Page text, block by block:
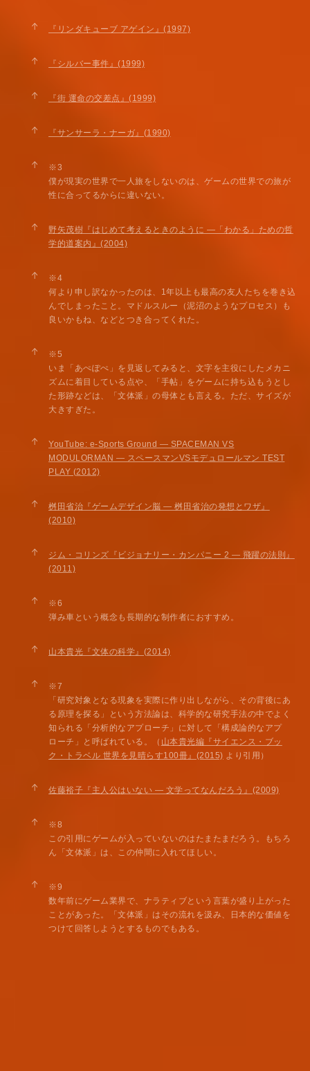
↑ 『リンダキューブ アゲイン』(1997)
↑ 『シルバー事件』(1999)
↑ 『街 運命の交差点』(1999)
↑ 『サンサーラ・ナーガ』(1990)
↑
※3
僕が現実の世界で一人旅をしないのは、ゲームの世界での旅が
性に合ってるからに違いない。
↑
野矢茂樹『はじめて考えるときのように —「わかる」ための哲
学的道案内』(2004)
↑
※4
何より申し訳なかったのは、1年以上も最高の友人たちを巻き込
んでしまったこと。マドルスルー（泥沼のようなプロセス）も
良いかもね、などとつき合ってくれた。
↑
※5
いま「あぺぽぺ」を見返してみると、文字を主役にしたメカニ
ズムに着目している点や、「手帖」をゲームに持ち込もうとし
た形跡などは、「文体派」の母体とも言える。ただ、サイズが
大きすぎた。
↑
YouTube: e-Sports Ground — SPACEMAN VS
MODULORMAN — スペースマンVSモデュロールマン TEST
PLAY (2012)
↑
桝田省治『ゲームデザイン脳 — 桝田省治の発想とワザ』
(2010)
↑
ジム・コリンズ『ビジョナリー・カンパニー 2 — 飛躍の法則』
(2011)
↑
※6
弾み車という概念も長期的な制作者におすすめ。
↑ 山本貴光『文体の科学』(2014)
↑
※7
「研究対象となる現象を実際に作り出しながら、その背後にあ
る原理を探る」という方法論は、科学的な研究手法の中でよく
知られる「分析的なアプローチ」に対して「構成論的なアプ
ローチ」と呼ばれている。（ 山本貴光編『サイエンス・ブッ
ク・トラベル 世界を見晴らす100冊』(2015) より引用）
↑ 佐藤裕子『主人公はいない — 文学ってなんだろう』(2009)
↑
※8
この引用にゲームが入っていないのはたまたまだろう。もちろ
ん「文体派」は、この仲間に入れてほしい。
↑
※9
数年前にゲーム業界で、ナラティブという言葉が盛り上がった
ことがあった。「文体派」はその流れを汲み、日本的な価値を
つけて回答しようとするものでもある。